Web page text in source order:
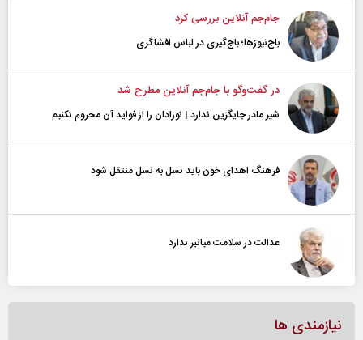
جام‌جم آنلاین بررسی کرد
باج‌نیوزها؛ باج‌گیری در لباس افشاگری
در گفت‌و‌گو با جام‌جم آنلاین مطرح شد
شیر مادر جایگزین ندارد | نوزادان را از فواید آن محروم نکنیم
فرهنگ اهدای خون باید نسل به نسل منتقل شود
عدالت در سلامت میانبر ندارد
نیازمندی ها